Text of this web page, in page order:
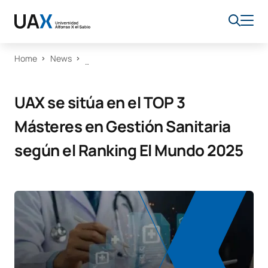
Home News
UAX se sitúa en el TOP 3
Másteres en Gestión Sanitaria
según el Ranking El Mundo 2025